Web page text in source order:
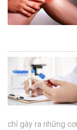
chỉ gây ra những